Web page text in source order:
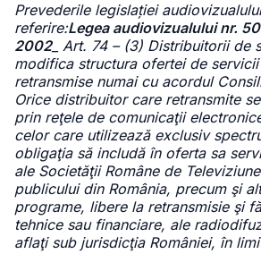
Prevederile legislației
referire:Legea audiovizualului nr.
2002_ Art. 74 – (3) Distribuitorii de
modifica structura ofertei de
retransmise numai cu acordul
Orice distribuitor care retransmite
prin reţele de comunicaţii
celor care utilizează exclusiv
obligaţia să includă în oferta sa
ale Societăţii Române de
publicului din România, precum şi
programe, libere la retransmisie şi
tehnice sau financiare, ale
aflaţi sub jurisdicţia României, în